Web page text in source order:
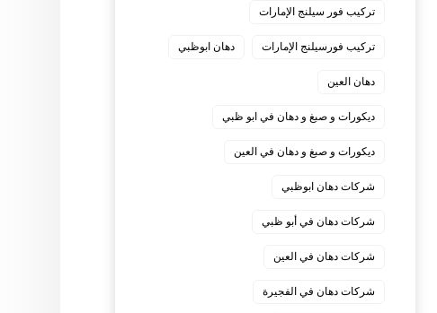
تركيب فور سيلنج الإمارات
تركيب فورسيلنج الإمارات دهان ابوظبي
دهان العين
ديكورات و صبغ و دهان في ابو ظبي
ديكورات و صبغ و دهان في العين
شركات دهان ابوظبي
شركات دهان في أبو ظبي
شركات دهان في العين
شركات دهان في الفجيرة